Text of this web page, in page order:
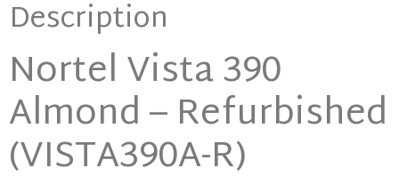
Description
Nortel Vista 390
Almond – Refurbished
(VISTA390A-R)